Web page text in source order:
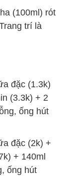
(100ml) rót
trí là
đặc (1.3k)
(3.3k) + 2
ống hút
đặc (2k) +
+ 140ml
ống hút